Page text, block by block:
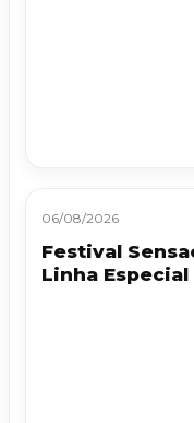
06/08/2026
Festival
Linha